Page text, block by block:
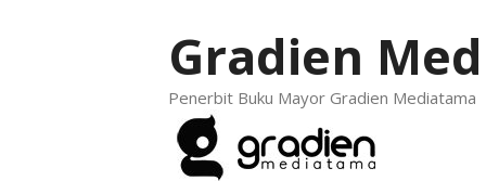
Gradien
Penerbit Buku Mayor Gradien Mediatama